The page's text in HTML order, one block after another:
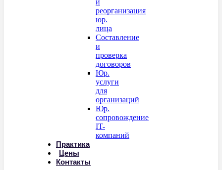
и
реорганизация
юр.
лица
Составление
и
проверка
договоров
Юр.
услуги
для
организаций
Юр.
сопровождение
IT-
компаний
Практика
Цены
Контакты